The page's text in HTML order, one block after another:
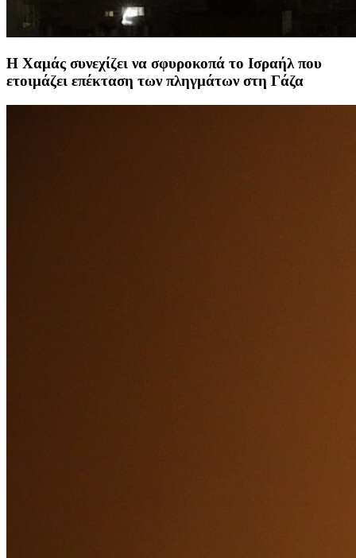
Η Χαμάς συνεχίζει να σφυροκοπά το Ισραήλ που
ετοιμάζει επέκταση των πληγμάτων στη Γάζα